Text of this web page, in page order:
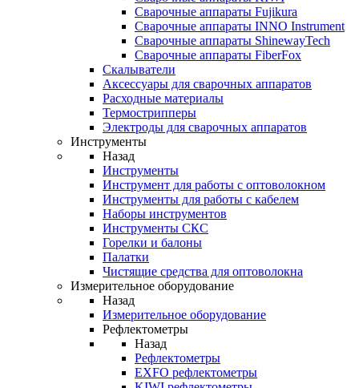
Сварочные аппараты Fujikura
Сварочные аппараты INNO Instrument
Сварочные аппараты ShinewayTech
Cварочные аппараты FiberFox
Скалыватели
Аксессуары для сварочных аппаратов
Расходные материалы
Термострипперы
Электроды для сварочных аппаратов
Инструменты
Назад
Инструменты
Инструмент для работы с оптоволокном
Инструменты для работы с кабелем
Наборы инструментов
Инструменты СКС
Горелки и балоны
Палатки
Чистящие средства для оптоволокна
Измерительное оборудование
Назад
Измерительное оборудование
Рефлектометры
Назад
Рефлектометры
EXFO рефлектометры